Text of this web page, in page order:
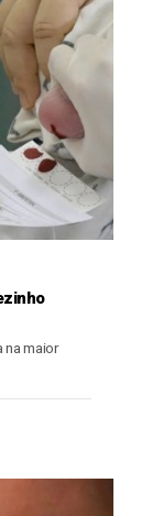
na maior